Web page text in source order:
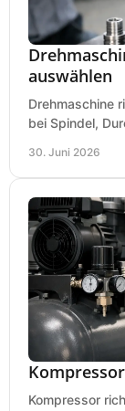
auswählen
Drehmaschine
bei Spindel,
30. Juni 2026
Kompressor